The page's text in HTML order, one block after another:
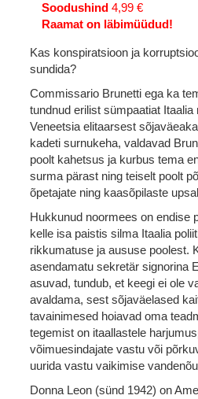
Soodushind 4,99 €
Raamat on läbimüüdud!
Kas konspiratsioon ja
sundida?
Commissario Brunetti ega ka
tundnud erilist sümpaatiat
Veneetsia elitaarsest
kadeti surnukeha, valdavad
poolt kahetsus ja kurbus tema
surma pärast ning teiselt poolt
õpetajate ning kaasõpilaste
Hukkunud noormees on endise
kelle isa paistis silma Itaalia
rikkumatuse ja aususe poolest.
asendamatu sekretär signorina
asuvad, tundub, et keegi ei ole
avaldama, sest sõjaväelased
tavainimesed hoiavad oma
tegemist on itaallastele
võimuesindajate vastu või
uurida vastu vaikimise
Donna Leon (sünd 1942) on